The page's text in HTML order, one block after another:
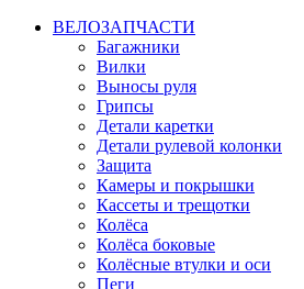
ВЕЛОЗАПЧАСТИ
Багажники
Вилки
Выносы руля
Грипсы
Детали каретки
Детали рулевой колонки
Защита
Камеры и покрышки
Кассеты и трещотки
Колёса
Колёса боковые
Колёсные втулки и оси
Пеги